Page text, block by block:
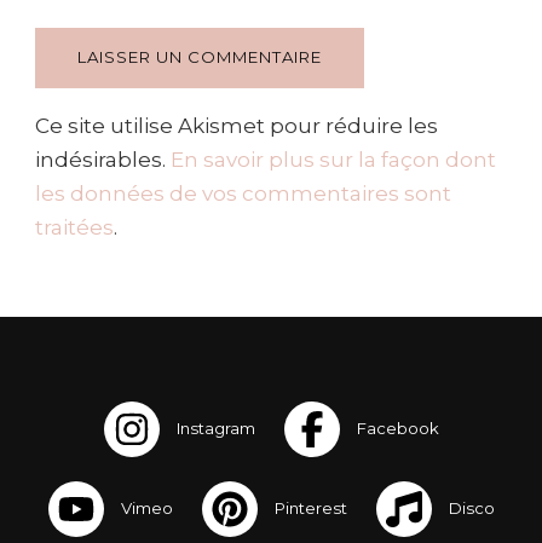
Ce site utilise Akismet pour réduire les
indésirables. En savoir plus sur la façon dont
les données de vos commentaires sont
traitées.